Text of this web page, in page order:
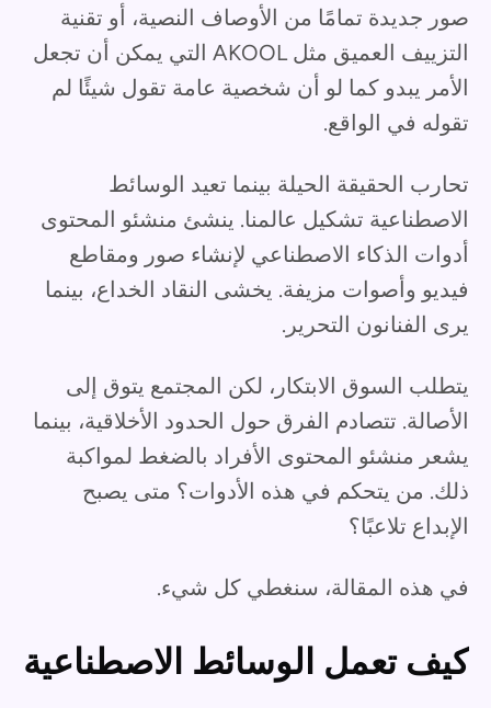
صور جديدة تمامًا من الأوصاف النصية، أو تقنية
التزييف العميق مثل AKOOL التي يمكن أن تجعل
الأمر يبدو كما لو أن شخصية عامة تقول شيئًا لم
تقوله في الواقع.
تحارب الحقيقة الحيلة بينما تعيد الوسائط
الاصطناعية تشكيل عالمنا. ينشئ منشئو المحتوى
أدوات الذكاء الاصطناعي لإنشاء صور ومقاطع
فيديو وأصوات مزيفة. يخشى النقاد الخداع، بينما
يرى الفنانون التحرير.
يتطلب السوق الابتكار، لكن المجتمع يتوق إلى
الأصالة. تتصادم الفرق حول الحدود الأخلاقية، بينما
يشعر منشئو المحتوى الأفراد بالضغط لمواكبة
ذلك. من يتحكم في هذه الأدوات؟ متى يصبح
الإبداع تلاعبًا؟
في هذه المقالة، سنغطي كل شيء.
كيف تعمل الوسائط الاصطناعية